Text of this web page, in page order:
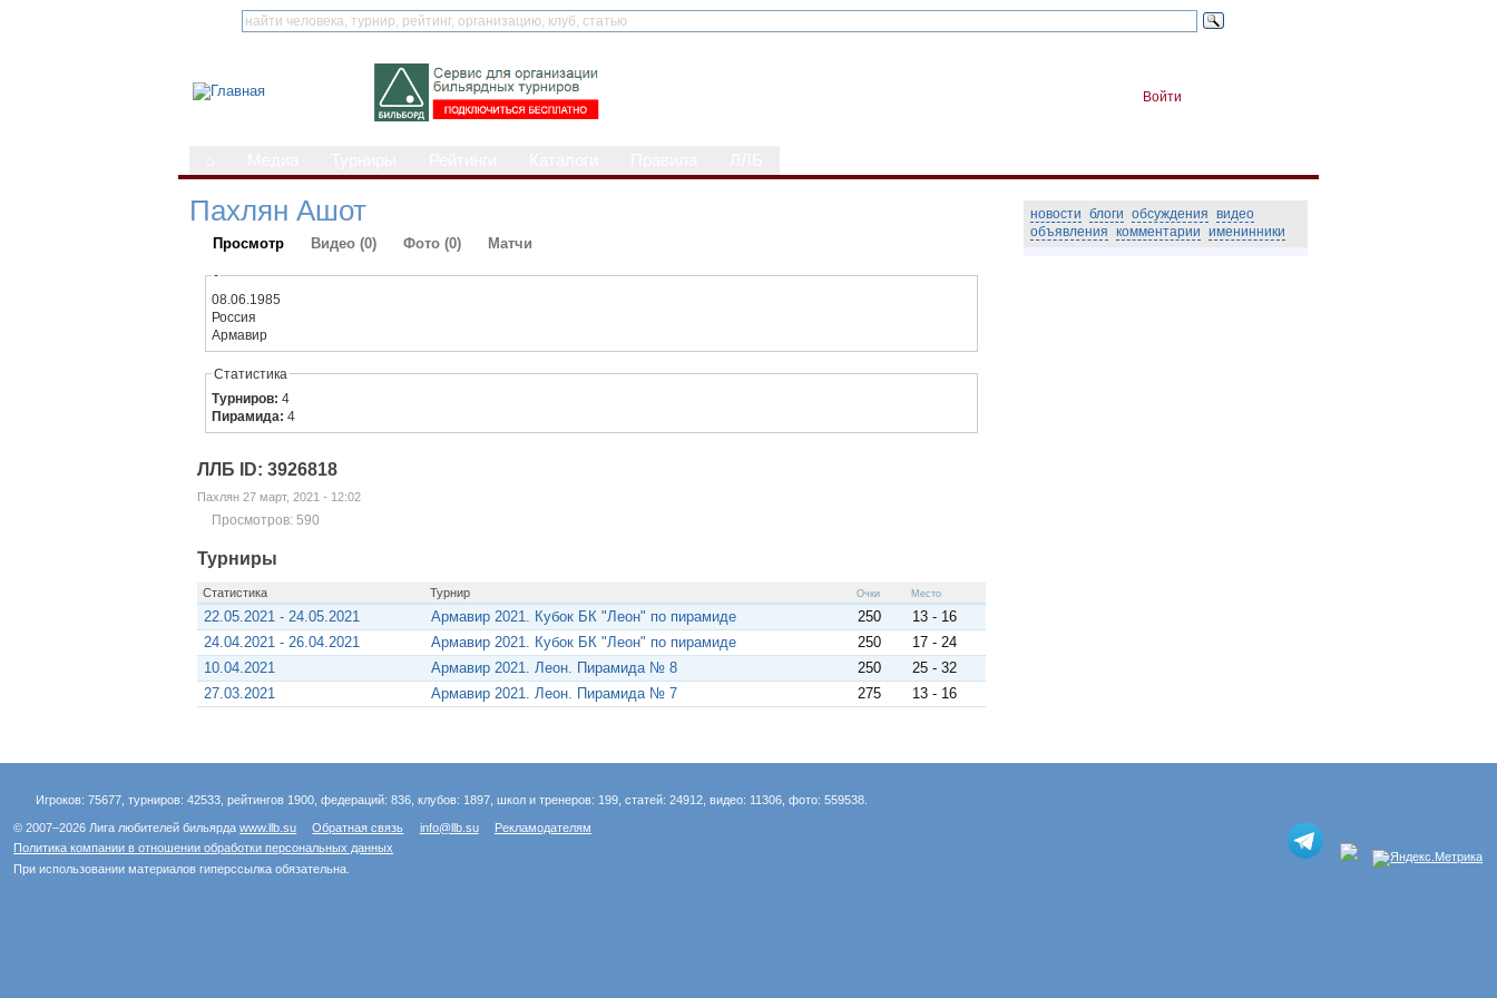
Войти
Пахлян Ашот
Просмотр Видео (0) Фото (0) Матчи
-
08.06.1985
Россия
Армавир
Статистика
Турниров:4
Пирамида:4
ЛЛБ ID: 3926818
Пахлян 27 март, 2021 - 12:02
Просмотров: 590
Турниры
Статистика Турнир Очки Место
22.05.2021 - 24.05.2021 Армавир 2021. Кубок БК "Леон" по пирамиде 250
13 - 16
24.04.2021 - 26.04.2021
Армавир 2021. Кубок БК "Леон" по пирамиде 250
17 - 24
10.04.2021
Армавир 2021. Леон. Пирамида № 8 250
25 - 32
27.03.2021
Армавир 2021. Леон. Пирамида № 7 275 13 - 16
новости блоги обсуждения видео
объявления комментарии именинники
Игроков: 75677, турниров: 42533, рейтингов 1900, федераций: 836, клубов: 1897, школ и тренеров: 199, статей: 24912, видео: 11306, фото: 559538.
© 2007–2026 Лига любителей бильярдаwww.llb.su Обратная связь info@llb.su
Рекламодателям
Политика компании в отношении обработки персональных данных
При использовании материалов гиперссылка обязательна.